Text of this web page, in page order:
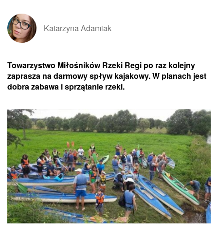
Katarzyna Adamiak
Towarzystwo Miłośników Rzeki Regi po raz kolejny
zaprasza na darmowy spływ kajakowy. W planach jest
dobra zabawa i sprzątanie rzeki.